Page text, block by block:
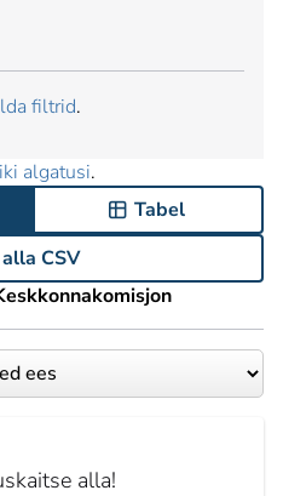
filtrid.
algatusi.
Tabel
CSV
alla!